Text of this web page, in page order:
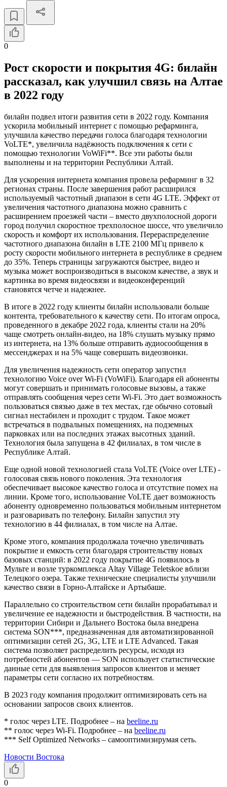
0
Рост скорости и покрытия 4G: билайн
рассказал, как улучшил связь на Алтае
в 2022 году
билайн подвел итоги развития сети в 2022 году. Компания
ускорила мобильный интернет с помощью рефарминга,
улучшила качество передачи голоса благодаря технологии
VoLTE*, увеличила надёжность подключения к сети с
помощью технологии VoWiFi**. Все эти работы были
выполнены и на территории Республики Алтай.
Для ускорения интернета компания провела рефарминг в 32
регионах страны. После завершения работ расширился
используемый частотный диапазон в сети 4G LTE. Эффект от
увеличения частотного диапазона можно сравнить с
расширением проезжей части – вместо двухполосной дороги
город получил скоростное трехполосное шоссе, что увеличило
скорость и комфорт их использования. Перераспределение
частотного диапазона билайн в LTE 2100 МГц привело к
росту скорости мобильного интернета в республике в среднем
до 35%. Теперь страницы загружаются быстрее, видео и
музыка может воспроизводиться в высоком качестве, а звук и
картинка во время видеосвязи и видеоконференций
становятся четче и надежнее.
В итоге в 2022 году клиенты билайн использовали больше
контента, требовательного к качеству сети. По итогам опроса,
проведенного в декабре 2022 года, клиенты стали на 20%
чаще смотреть онлайн-видео, на 18% слушать музыку прямо
из интернета, на 13% больше отправить аудиосообщения в
мессенджерах и на 5% чаще совершать видеозвонки.
Для увеличения надежность сети оператор запустил
технологию Voice over Wi-Fi (VoWiFi). Благодаря ей абоненты
могут совершать и принимать голосовые вызовы, а также
отправлять сообщения через сети Wi-Fi. Это дает возможность
пользоваться связью даже в тех местах, где обычно сотовый
сигнал нестабилен и проходит с трудом. Такое может
встречаться в подвальных помещениях, на подземных
парковках или на последних этажах высотных зданий.
Технология была запущена в 42 филиалах, в том числе в
Республике Алтай.
Еще одной новой технологией стала VoLTE (Voice over LTE) -
голосовая связь нового поколения. Эта технология
обеспечивает высокое качество голоса и отсутствие помех на
линии. Кроме того, использование VoLTE дает возможность
абоненту одновременно пользоваться мобильным интернетом
и разговаривать по телефону. Билайн запустил эту
технологию в 44 филиалах, в том числе на Алтае.
Кроме этого, компания продолжала точечно увеличивать
покрытие и емкость сети благодаря строительству новых
базовых станций: в 2022 году покрытие 4G появилось в
Мульте и возле туркомплекса Altay Village Teletskoe вблизи
Телецкого озера. Также технические специалисты улучшили
качество связи в Горно-Алтайске и Артыбаше.
Параллельно со строительством сети билайн прорабатывал и
увеличение ее надежности и быстродействия. В частности, на
территории Сибири и Дальнего Востока была внедрена
система SON***, предназначенная для автоматизированной
оптимизации сетей 2G, 3G, LTE и LTE Advanced. Такая
система позволяет распределить ресурсы, исходя из
потребностей абонентов — SON использует статистические
данные сети для выявления запросов клиентов и меняет
параметры сети согласно их потребностям.
В 2023 году компания продолжит оптимизировать сеть на
основании запросов своих клиентов.
* голос через LTE. Подробнее – на beeline.ru
** голос через Wi-Fi. Подробнее – на beeline.ru
*** Self Optimized Networks – самооптимизирумая сеть.
Новости Востока
0